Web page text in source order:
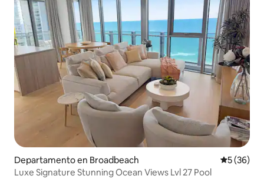
Departamento en Broadbeach
5 (36)
Luxe Signature Stunning Ocean Views Lvl 27 Pool